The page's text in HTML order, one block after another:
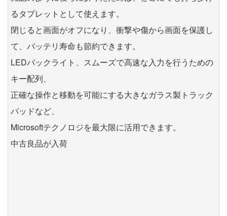
るタプレットとして使えます。
閉じると画面がオフになり、衝撃や傷から画面を保護し
て、バッテリ寿命も節約できます。
LEDバックライト、スムーズで高速な入力を行うための
キー配列、
正確な操作と移動を可能にする大きなガラス製トラック
パッドなど、
Microsoftテクノロジを最大限に活用できます。
中古良品が入荷